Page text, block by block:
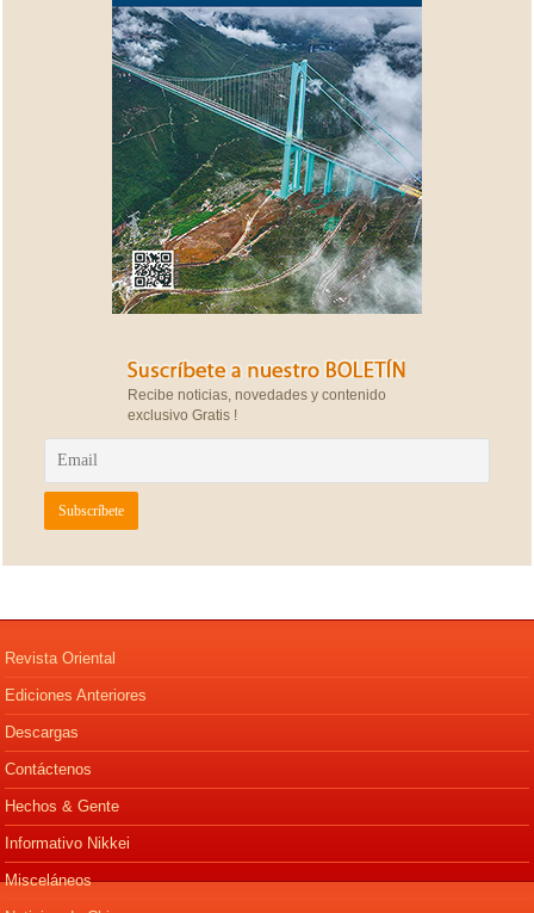
Recibe noticias, novedades y contenido
exclusivo Gratis !
Revista Oriental
Ediciones Anteriores
Descargas
Contáctenos
Hechos & Gente
Informativo Nikkei
Misceláneos